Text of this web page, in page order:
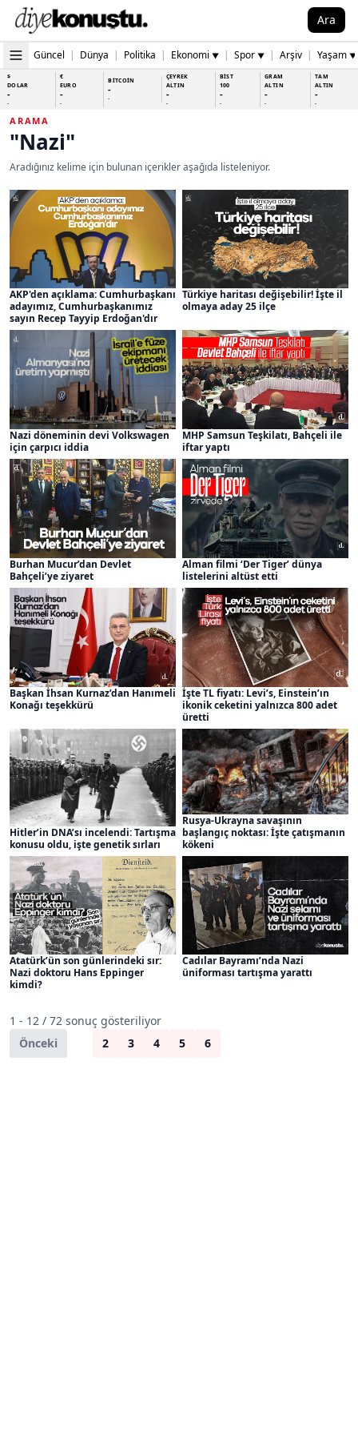
Ara
Güncel | Dünya | Politika | Ekonomi ▼ | Spor ▼ | Arşiv | Yaşam ▼
$
DOLAR
-
-
€
EURO
-
-
BİTCOİN
-
-
ÇEYREK
ALTIN
-
-
BİST
100
-
-
GRAM
ALTIN
-
-
TAM
ALTIN
-
-
ARAMA
"Nazi"
Aradığınız kelime için bulunan içerikler aşağıda listeleniyor.
AKP'den açıklama: Cumhurbaşkanı
adayımız, Cumhurbaşkanımız
sayın Recep Tayyip Erdoğan'dır
Türkiye haritası değişebilir! İşte il
olmaya aday 25 ilçe
Nazi döneminin devi Volkswagen
için çarpıcı iddia
MHP Samsun Teşkilatı, Bahçeli ile
iftar yaptı
Burhan Mucur’dan Devlet
Bahçeli’ye ziyaret
Alman filmi ‘Der Tiger’ dünya
listelerini altüst etti
Başkan İhsan Kurnaz’dan Hanımeli
Konağı teşekkürü
İşte TL fiyatı: Levi’s, Einstein’ın
ikonik ceketini yalnızca 800 adet
üretti
Hitler’in DNA’sı incelendi: Tartışma
konusu oldu, işte genetik sırları
Rusya-Ukrayna savaşının
başlangıç noktası: İşte çatışmanın
kökeni
Atatürk’ün son günlerindeki sır:
Nazi doktoru Hans Eppinger
kimdi?
Cadılar Bayramı’nda Nazi
üniforması tartışma yarattı
1 - 12 / 72 sonuç gösteriliyor
Önceki
2 3 4 5 6